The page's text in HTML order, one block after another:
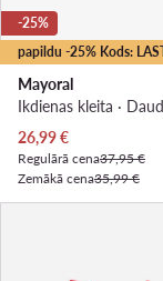
papildu -25% Kods:
-25%
Mayoral
Ikdienas kleita ·
Pašreizējā cena
26,99€
Regulārā cena37,95 €
Zemākā cena35,99 €